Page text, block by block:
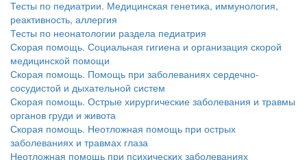
Тесты по педиатрии. Медицинская генетика, иммунология,
реактивность, аллергия
Тесты по неонатологии раздела педиатрия
Скорая помощь. Социальная гигиена и организация скорой
медицинской помощи
Скорая помощь. Помощь при заболеваниях сердечно-
сосудистой и дыхательной систем
Скорая помощь. Острые хирургические заболевания и травмы
органов груди и живота
Скорая помощь. Неотложная помощь при острых
заболеваниях и травмах глаза
Неотложная помощь при психических заболеваниях